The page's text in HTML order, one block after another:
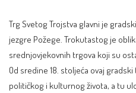
Trg Svetog Trojstva glavni je
jezgre Požege. Trokutastog je
srednjovjekovnih trgova koji su
Od sredine 18. stoljeća ovaj
političkog i kulturnog života, a tu